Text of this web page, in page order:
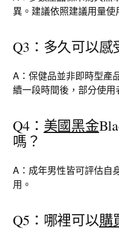
異。建議依照建議用量使
Q3：多久可以感
A：保健品並非即時型產
續一段時間後，部分使用
Q4： 美國黑金
嗎？
A：成年男性皆可評估自
用。
Q5：哪裡可以購